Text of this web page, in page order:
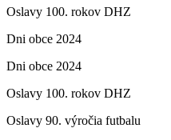
Oslavy 100. rokov DHZ
Dni obce 2024
Dni obce 2024
Oslavy 100. rokov DHZ
Oslavy 90. výročia futbalu